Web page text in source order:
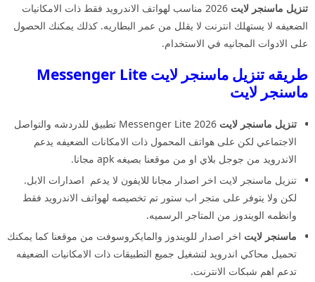
تنزيل ماسنجر لايت
2026 مناسب لهواتف الاندرويد فقط ذات الامكانيات
الضعيفه لا يستهلك انترنت لا يقلل من عمر البطاريه. كذلك يمكنك الحصول
على الادوات المجانيه في الاستخدام.
طريقه تنزيل ماسنجر لايت Messenger Lite
ماسنجر لايت
تنزيل ماسنجر لايت
2026 Messenger Lite تطبيق للدردشه والتواصل
الاجتماعي لكن على هواتف المحمول ذات الامكانات الضعيفه يدعم
الاندرويد من جوجل بلاي او من موقعنا بصيغه apk مجانا.
تنزيل ماسنجر لايت اخر اصدار مجانا للايفون لا يدعم اصدارات الابل.
لكن ولا يتوفر على متجر اب ستور تم تخصيصه لهواتف الاندرويد فقط
وانظمه الويندوز من المتاجر الرسميه.
ماسنجر لايت اخر اصدار للويندوز والمايكروسوفت من موقعنا كما يمكنك
تحميل محاكي اندرويد لتشغيل جميع التطبيقات ذات الامكانيات الضعيفه
تدعم اهم شبكات الانترنت.